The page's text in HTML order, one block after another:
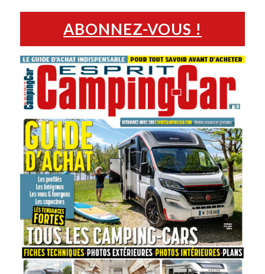
ABONNEZ-VOUS !